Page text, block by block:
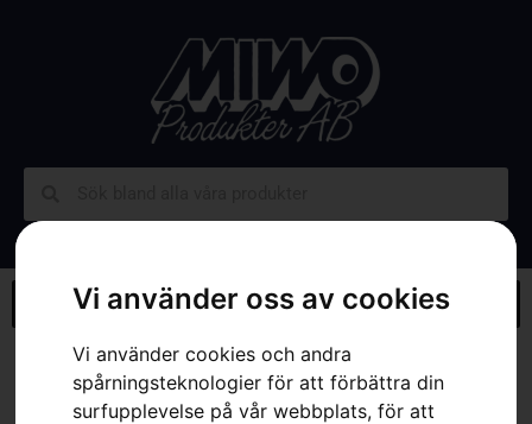
Vi använder oss av cookies
Vi använder cookies och andra
spårningsteknologier för att förbättra din
surfupplevelse på vår webbplats, för att
Webbutik»Husqvarna CEORA™ 546 EPOS™